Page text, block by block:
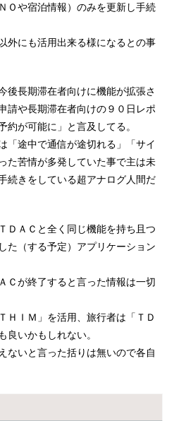
Ｏや宿泊情報）のみを更新し手続
外にも活用出来る様になるとの事
後長期滞在者向けに機能が拡張さ
請や長期滞在者向けの９０日レポ
約が可能に」と言及してる。
「途中で通信が途切れる」「サイ
た苦情が多発していた事で主は未
続きをしている超アナログ人間だ
ＤＡＣと全く同じ機能を持ち且つ
た（する予定）アプリケーション
Ｃが終了すると言った情報は一切
ＨＩＭ」を活用、旅行者は「ＴＤ
良いかもしれない。
ないと言った括りは無いので各自